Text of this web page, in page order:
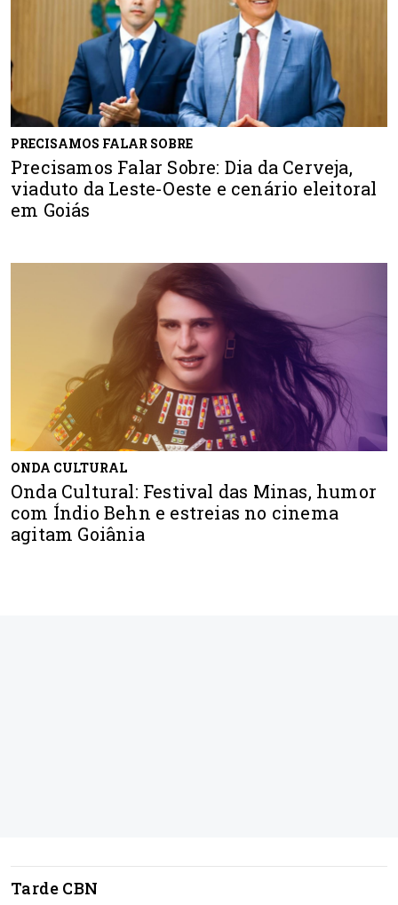
PRECISAMOS FALAR SOBRE
Precisamos Falar Sobre: Dia da Cerveja,
viaduto da Leste-Oeste e cenário eleitoral
em Goiás
ONDA CULTURAL
Onda Cultural: Festival das Minas, humor
com Índio Behn e estreias no cinema
agitam Goiânia
Tarde CBN